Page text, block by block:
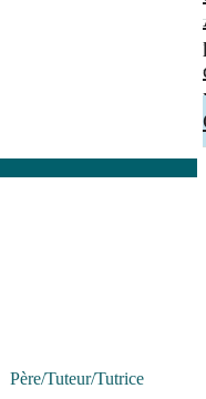
Père/Tuteur/Tutrice